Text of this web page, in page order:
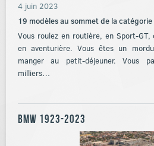
4 juin 2023
19 modèles au sommet de la catégorie
Vous roulez en routière, en Sport-
en aventurière. Vous êtes un
manger au petit-déjeuner. Vous
milliers…
BMW 1923-2023